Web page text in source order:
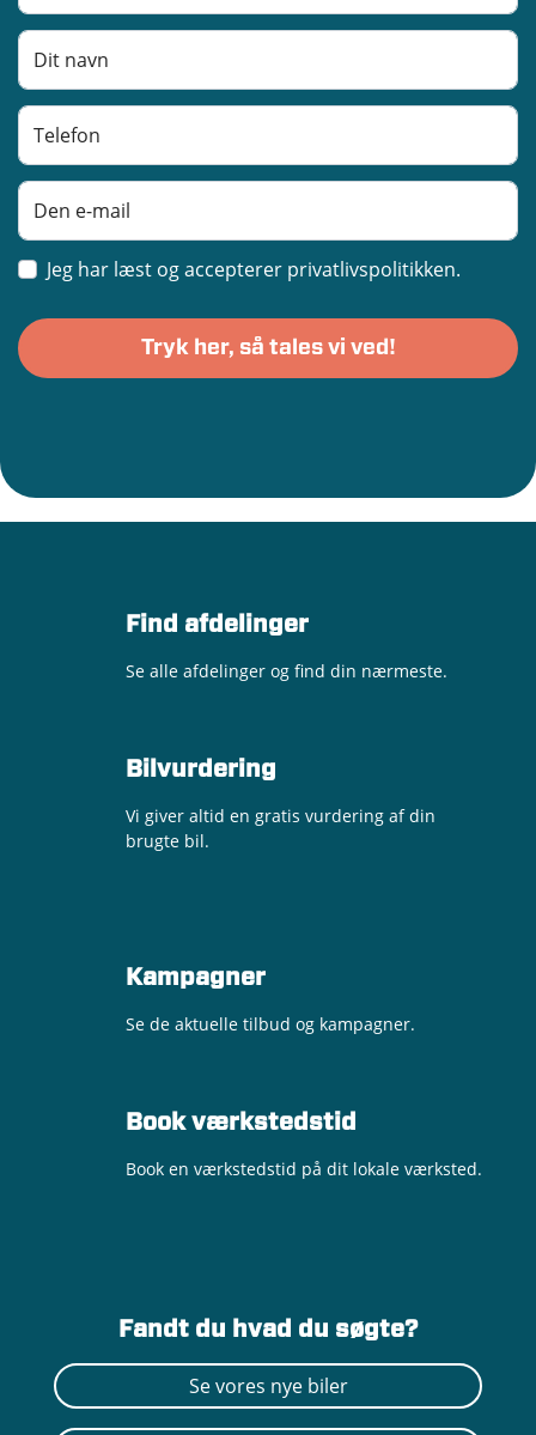
Jeg har læst og accepterer privatlivspolitikken.
Find afdelinger
Se alle afdelinger og find din nærmeste.
Bilvurdering
Vi giver altid en gratis vurdering af din
brugte bil.
Kampagner
Se de aktuelle tilbud og kampagner.
Book værkstedstid
Book en værkstedstid på dit lokale værksted.
Fandt du hvad du søgte?
Se vores nye biler